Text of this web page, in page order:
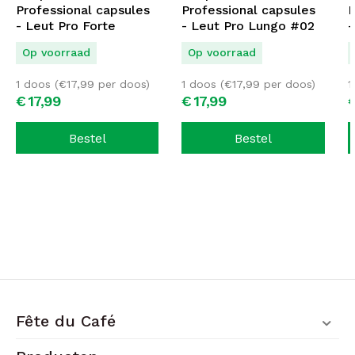
zonder gedoe. Het gemak van koffiepads maakt
ze populair in zowel huishoudens als kantoren,
waar koffieliefhebbers kunnen genieten van de
noodzaak van een uitgebreide
Professional capsules
- Leut Pro Forte
Espresso #01
Op voorraad
€17,99
1 doos (€17,99 per doos)
Bestel
Professional capsules
- Leut Pro Lungo #02
Op voorraad
€17,99
1 doos (€17,99 per doos)
Bestel
Fête du Café